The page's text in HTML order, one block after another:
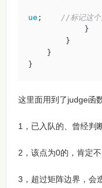
ue ;
//标记这个
}
}
}
}
这里面用到了judge函
1，已入队的、曾经判
2，该点为0的，肯定
3，超过矩阵边界，会